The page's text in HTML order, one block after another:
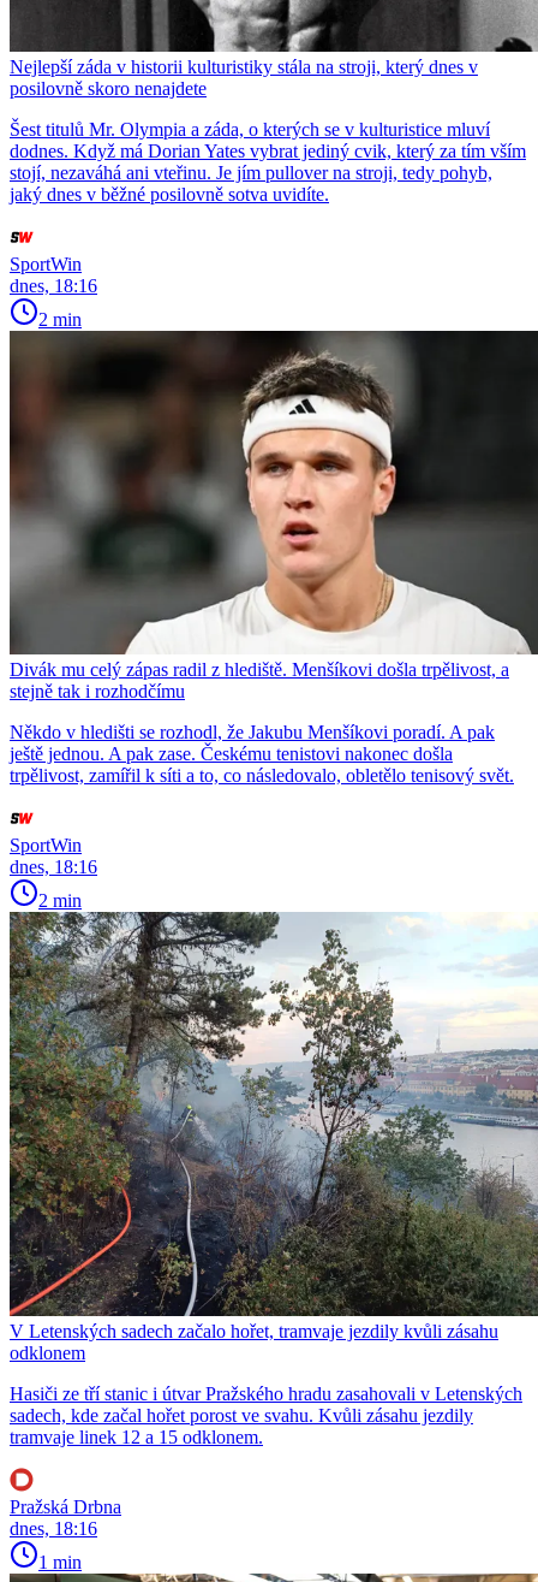
Nejlepší záda v historii kulturistiky stála na stroji, který dnes v
posilovně skoro nenajdete
Šest titulů Mr. Olympia a záda, o kterých se v kulturistice mluví
dodnes. Když má Dorian Yates vybrat jediný cvik, který za tím vším
stojí, nezaváhá ani vteřinu. Je jím pullover na stroji, tedy pohyb,
jaký dnes v běžné posilovně sotva uvidíte.
SportWin
dnes, 18:16
2 min
Divák mu celý zápas radil z hlediště. Menšíkovi došla trpělivost, a
stejně tak i rozhodčímu
Někdo v hledišti se rozhodl, že Jakubu Menšíkovi poradí. A pak
ještě jednou. A pak zase. Českému tenistovi nakonec došla
trpělivost, zamířil k síti a to, co následovalo, obletělo tenisový svět.
SportWin
dnes, 18:16
2 min
V Letenských sadech začalo hořet, tramvaje jezdily kvůli zásahu
odklonem
Hasiči ze tří stanic i útvar Pražského hradu zasahovali v Letenských
sadech, kde začal hořet porost ve svahu. Kvůli zásahu jezdily
tramvaje linek 12 a 15 odklonem.
Pražská Drbna
dnes, 18:16
1 min